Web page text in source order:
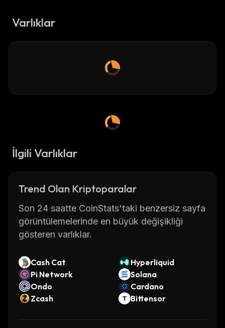
Varlıklar
İlgili Varlıklar
Trend Olan Kriptoparalar
Son 24 saatte CoinStats'taki benzersiz sayfa
görüntülemelerinde en büyük değişikliği
gösteren varlıklar.
Cash Cat
Hyperliquid
Pi Network
Solana
Ondo
Cardano
Zcash
Bittensor